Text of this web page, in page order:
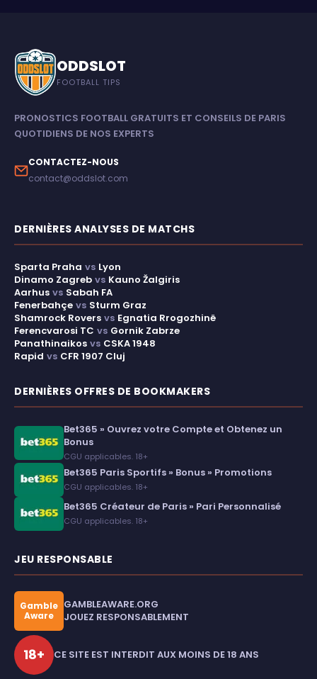
ODDSLOT
FOOTBALL TIPS
PRONOSTICS FOOTBALL GRATUITS ET CONSEILS DE PARIS
QUOTIDIENS DE NOS EXPERTS
CONTACTEZ-NOUS
contact@oddslot.com
DERNIÈRES ANALYSES DE MATCHS
Sparta Praha vs Lyon
Dinamo Zagreb vs Kauno Žalgiris
Aarhus vs Sabah FA
Fenerbahçe vs Sturm Graz
Shamrock Rovers vs Egnatia Rrogozhinë
Ferencvarosi TC vs Gornik Zabrze
Panathinaikos vs CSKA 1948
Rapid vs CFR 1907 Cluj
DERNIÈRES OFFRES DE BOOKMAKERS
Bet365 » Ouvrez votre Compte et Obtenez un
Bonus
CGU applicables. 18+
Bet365 Paris Sportifs » Bonus » Promotions
CGU applicables. 18+
Bet365 Créateur de Paris » Pari Personnalisé
CGU applicables. 18+
JEU RESPONSABLE
Gamble
Aware
GAMBLEAWARE.ORG
JOUEZ RESPONSABLEMENT
18+ CE SITE EST INTERDIT AUX MOINS DE 18 ANS